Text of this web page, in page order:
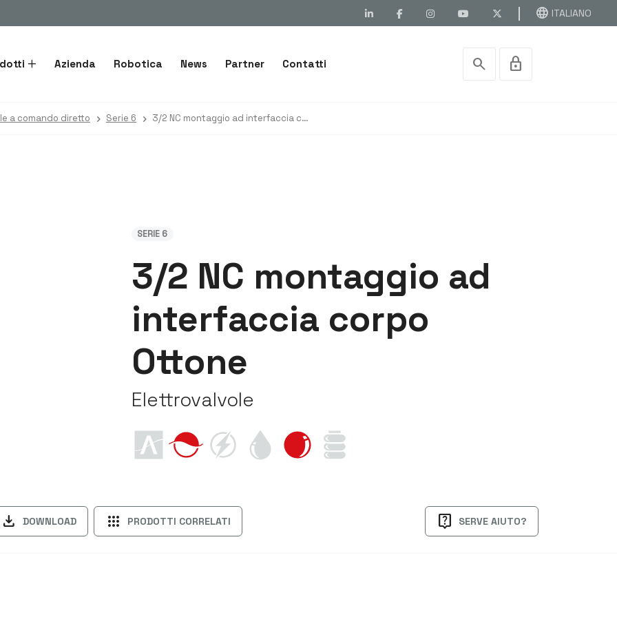
language ITALIANO
Azienda Robotica News Partner Contatti search lock
a comando diretto Serie 6 3/2 NC montaggio ad interfaccia corpo Ottone
SERIE 6
3/2 NC montaggio ad
interfaccia corpo
Ottone
Elettrovalvole
download DOWNLOAD apps PRODOTTI CORRELATI live_help SERVE AIUTO?